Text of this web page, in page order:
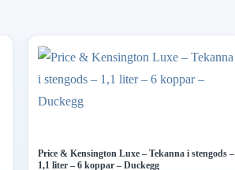
Price & Kensington Luxe – Tekanna i stengods –
1,1 liter – 6 koppar – Duckegg